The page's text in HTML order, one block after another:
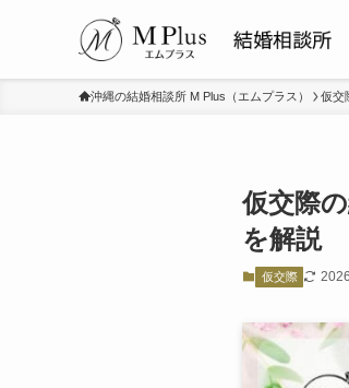
沖縄の結婚相談所 M Plus（エムプラス） 仮交
仮交際
を解説
仮交際